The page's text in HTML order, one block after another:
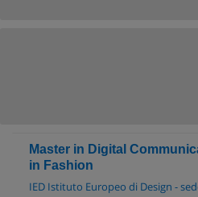
Master in Digital
in Fashion
IED Istituto Europeo di Design -